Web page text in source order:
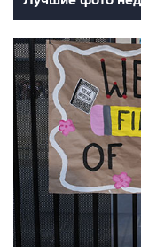
10